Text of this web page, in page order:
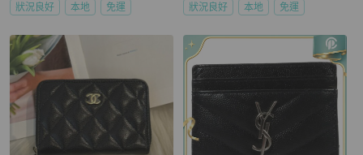
狀況良好 本地 免運 狀況良好 本地 免運